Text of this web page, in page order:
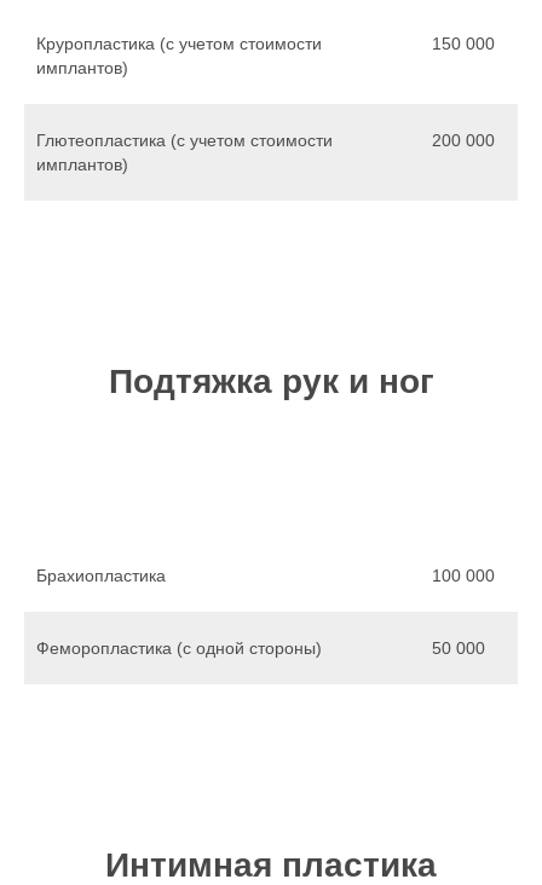
Круропластика (с учетом стоимости
имплантов)
150 000
Глютеопластика (с учетом стоимости
имплантов)
200 000
Подтяжка рук и ног
Брахиопластика 100 000
Феморопластика (с одной стороны) 50 000
Интимная пластика